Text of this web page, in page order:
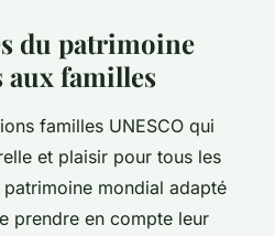
du patrimoine
aux familles
familles UNESCO qui
et plaisir pour tous les
mondial adapté
prendre en compte leur